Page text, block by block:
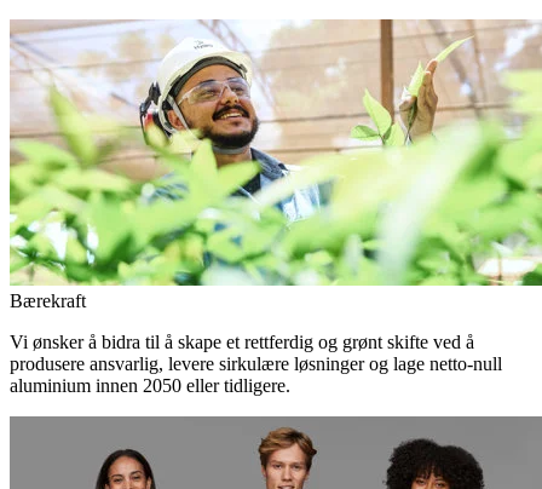
Bærekraft
Vi ønsker å bidra til å skape et rettferdig og grønt skifte ved å
produsere ansvarlig, levere sirkulære løsninger og lage netto-null
aluminium innen 2050 eller tidligere.